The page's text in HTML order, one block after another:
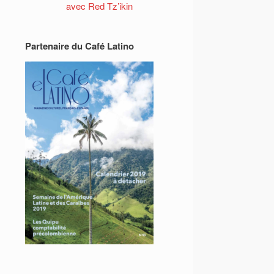
avec Red Tz’ikin
Partenaire du Café Latino